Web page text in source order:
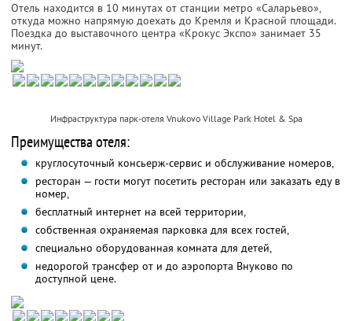
Отель находится в 10 минутах от станции метро «Саларьево»,
откуда можно напрямую доехать до Кремля и Красной площади.
Поездка до выставочного центра «Крокус Экспо» занимает 35
минут.
Инфраструктура парк-отеля Vnukovo Village Park Hotel & Spa
Преимущества отеля:
круглосуточный консьерж-сервис и обслуживание номеров,
ресторан — гости могут посетить ресторан или заказать еду в
номер,
бесплатный интернет на всей территории,
собственная охраняемая парковка для всех гостей,
специально оборудованная комната для детей,
недорогой трансфер от и до аэропорта Внуково по
доступной цене.